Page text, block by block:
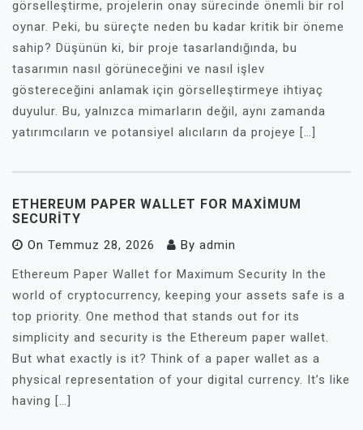
görselleştirme, projelerin onay sürecinde önemli bir rol
oynar. Peki, bu süreçte neden bu kadar kritik bir öneme
sahip? Düşünün ki, bir proje tasarlandığında, bu
tasarımın nasıl görüneceğini ve nasıl işlev
göstereceğini anlamak için görselleştirmeye ihtiyaç
duyulur. Bu, yalnızca mimarların değil, aynı zamanda
yatırımcıların ve potansiyel alıcıların da projeye […]
ETHEREUM PAPER WALLET FOR MAXIMUM
SECURITY
On Temmuz 28, 2026 By admin
Ethereum Paper Wallet for Maximum Security In the
world of cryptocurrency, keeping your assets safe is a
top priority. One method that stands out for its
simplicity and security is the Ethereum paper wallet.
But what exactly is it? Think of a paper wallet as a
physical representation of your digital currency. It’s like
having […]